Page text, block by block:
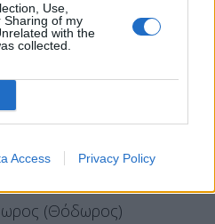
Use,
Sharing of my
with the
collected.
Access Privacy Policy
Άννα
(Νότης)
(Ντόρα)
16. Οικονόμου
(Θόδωρος)